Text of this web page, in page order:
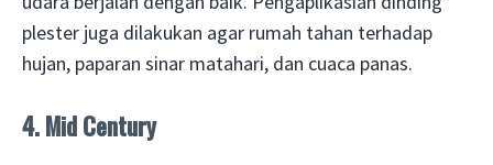
plester juga dilakukan agar rumah tahan terhadap
hujan, paparan sinar matahari, dan cuaca panas.
4. Mid Century